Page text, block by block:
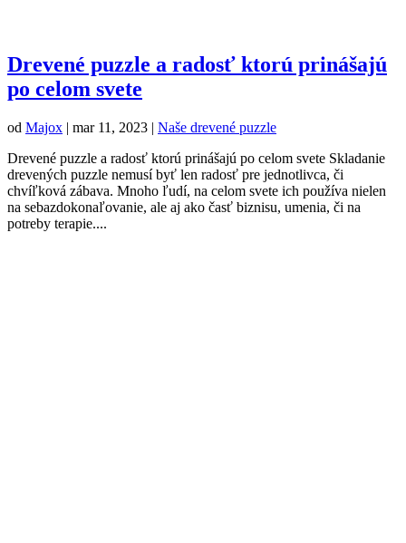
Drevené puzzle a radosť ktorú prinášajú
po celom svete
od Majox | mar 11, 2023 | Naše drevené puzzle
Drevené puzzle a radosť ktorú prinášajú po celom svete Skladanie
drevených puzzle nemusí byť len radosť pre jednotlivca, či
chvíľková zábava. Mnoho ľudí, na celom svete ich používa nielen
na sebazdokonaľovanie, ale aj ako časť biznisu, umenia, či na
potreby terapie....